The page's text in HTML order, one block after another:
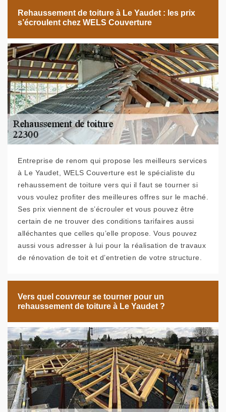
Rehaussement de toiture à Le Yaudet : les prix
s’écroulent chez WELS Couverture
Entreprise de renom qui propose les meilleurs services
à Le Yaudet, WELS Couverture est le spécialiste du
rehaussement de toiture vers qui il faut se tourner si
vous voulez profiter des meilleures offres sur le maché.
Ses prix viennent de s’écrouler et vous pouvez être
certain de ne trouver des conditions tarifaires aussi
alléchantes que celles qu’elle propose. Vous pouvez
aussi vous adresser à lui pour la réalisation de travaux
de rénovation de toit et d’entretien de votre structure.
Vers quel couvreur se tourner pour un
rehaussement de toiture à Le Yaudet ?